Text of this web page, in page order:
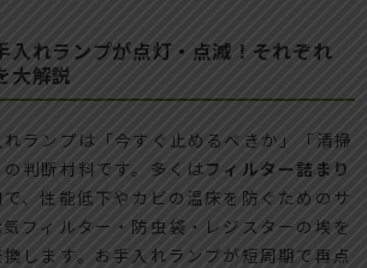
入れランプが点灯・点滅！それぞれ
大解説
ランプは「今すぐ止めるべきか」「清掃
判断材料です。多くはフィルター詰まり
、性能低下やカビの温床を防ぐためのサ
フィルター・防虫袋・レジスターの埃を
します。お手入れランプが短周期で再点